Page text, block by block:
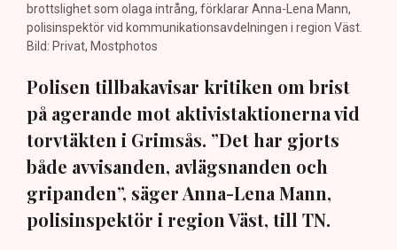
brottslighet som olaga intrång, förklarar Anna-Lena Mann,
polisinspektör vid kommunikationsavdelningen i region Väst.
Bild: Privat, Mostphotos
Polisen tillbakavisar kritiken om brist
på agerande mot aktivistaktionerna vid
torvtäkten i Grimsås. ”Det har gjorts
både avvisanden, avlägsnanden och
gripanden”, säger Anna-Lena Mann,
polisinspektör i region Väst, till TN.